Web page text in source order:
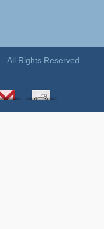
. All Rights Reserved.